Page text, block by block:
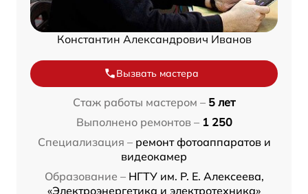
Константин Александрович Иванов
Вызвать мастера
Стаж работы мастером – 5 лет
Выполнено ремонтов – 1 250
Специализация – ремонт фотоаппаратов и
видеокамер
Образование – НГТУ им. Р. Е. Алексеева,
«Электроэнергетика и электротехника»